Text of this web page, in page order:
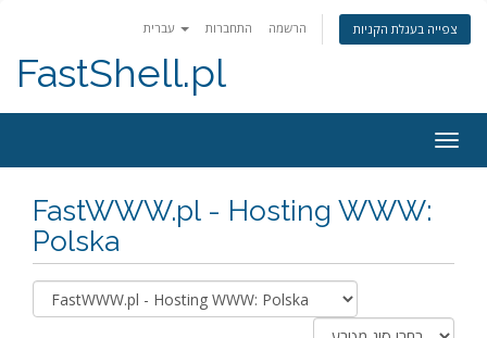
התחברות הרשמה צפייה בעגלת הקניות
FastShell.pl
FastWWW.pl - Hosting WWW:
Polska